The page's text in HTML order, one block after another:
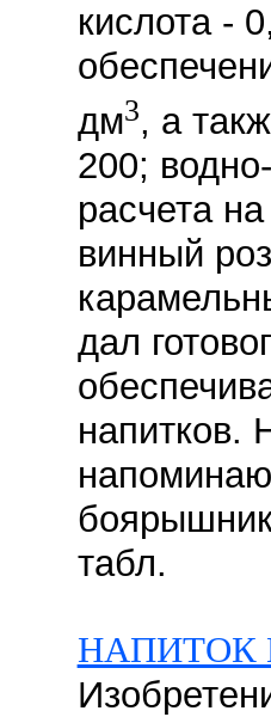
кислота -
дм3, а
200;
расчета
винный
дал
напитков.
табл.
НАПИТОК